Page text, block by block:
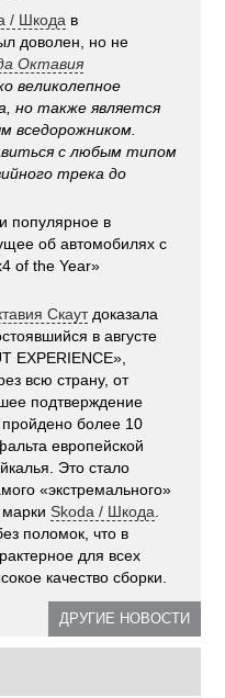
/ Шкода в
доволен, но не
Октавия
великолепное
но также является
вcедорожником.
с любым типом
трека до
популярное в
об автомобилях с
of the Year»
Скаутдоказала
в августе
EXPERIENCE»,
всю страну, от
подтверждение
более 10
европейской
Это стало
«экстремального»
Skoda / Шкода
поломок, что в
для всех
качество сборки.
ДРУГИЕ НОВОСТИ